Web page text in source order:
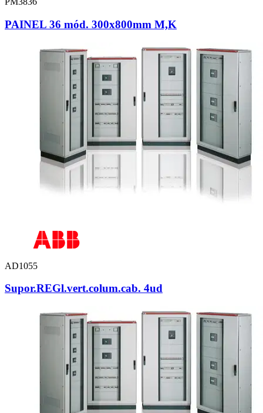
PAINEL 36 mód. 300x800mm M,K
AD1055
Supor.REGl.vert.colum.cab. 4ud